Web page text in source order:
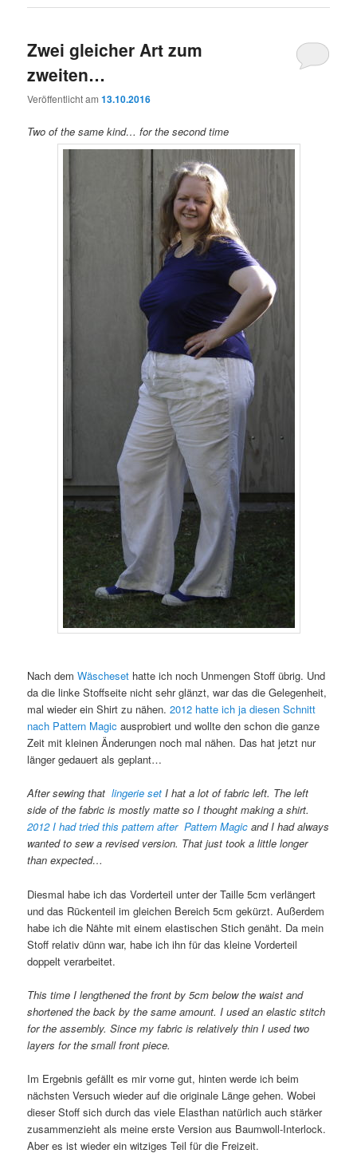
Zwei gleicher Art zum
zweiten…
Veröffentlicht am13.10.2016
Two of the same kind… for the second time
Nach demWäscheset hatte ich noch Unmengen Stoff übrig. Und
da die linke Stoffseite nicht sehr glänzt, war das die Gelegenheit,
mal wieder ein Shirt zu nähen.2012 hatte ich ja diesen Schnitt
nach Pattern Magic ausprobiert und wollte den schon die ganze
Zeit mit kleinen Änderungen noch mal nähen. Das hat jetzt nur
länger gedauert als geplant…
After sewing thatlingerie set I hat a lot of fabric left. The left
side of the fabric is mostly matte so I thought making a shirt.
2012 I had tried this pattern after Pattern Magicand I had always
wanted to sew a revised version. That just took a little longer
than expected…
Diesmal habe ich das Vorderteil unter der Taille 5cm verlängert
und das Rückenteil im gleichen Bereich 5cm gekürzt. Außerdem
habe ich die Nähte mit einem elastischen Stich genäht. Da mein
Stoff relativ dünn war, habe ich ihn für das kleine Vorderteil
doppelt verarbeitet.
This time I lengthened the front by 5cm below the waist and
shortened the back by the same amount. I used an elastic stitch
for the assembly. Since my fabric is relatively thin I used two
layers for the small front piece.
Im Ergebnis gefällt es mir vorne gut, hinten werde ich beim
nächsten Versuch wieder auf die originale Länge gehen. Wobei
dieser Stoff sich durch das viele Elasthan natürlich auch stärker
zusammenzieht als meine erste Version aus Baumwoll-Interlock.
Aber es ist wieder ein witziges Teil für die Freizeit.